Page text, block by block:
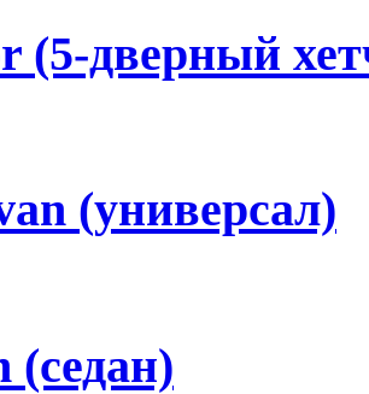
(5-дверный
(универсал)
(седан)